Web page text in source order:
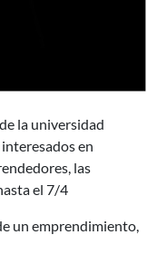
a
la universidad
en
las
el 7/4
un emprendimiento,